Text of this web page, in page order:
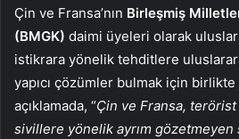
Çin ve Fransa’nın Birleşmiş
(BMGK) daimi üyeleri olarak
istikrara yönelik tehditlere
yapıcı çözümler bulmak için birlikte
açıklamada, “Çin ve Fransa,
sivillere yönelik ayrım gözetmeyen